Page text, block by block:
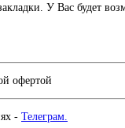
У Вас будет
офертой
- Телеграм.